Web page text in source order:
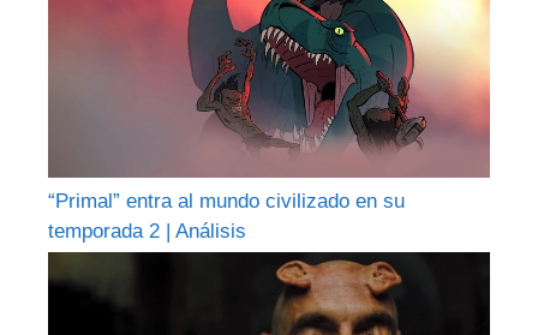
“Primal” entra al mundo civilizado en su
temporada 2 | Análisis